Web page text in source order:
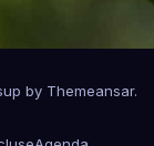
by Themeansar.